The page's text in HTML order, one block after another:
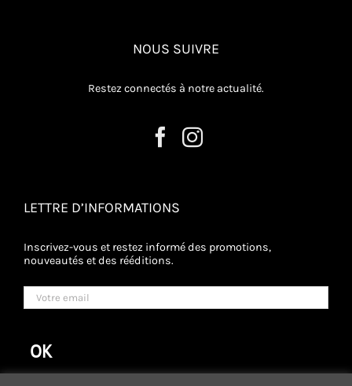
NOUS SUIVRE
Restez connectés à notre actualité.
LETTRE D’INFORMATIONS
Inscrivez-vous et restez informé des promotions,
nouveautés et des rééditions.